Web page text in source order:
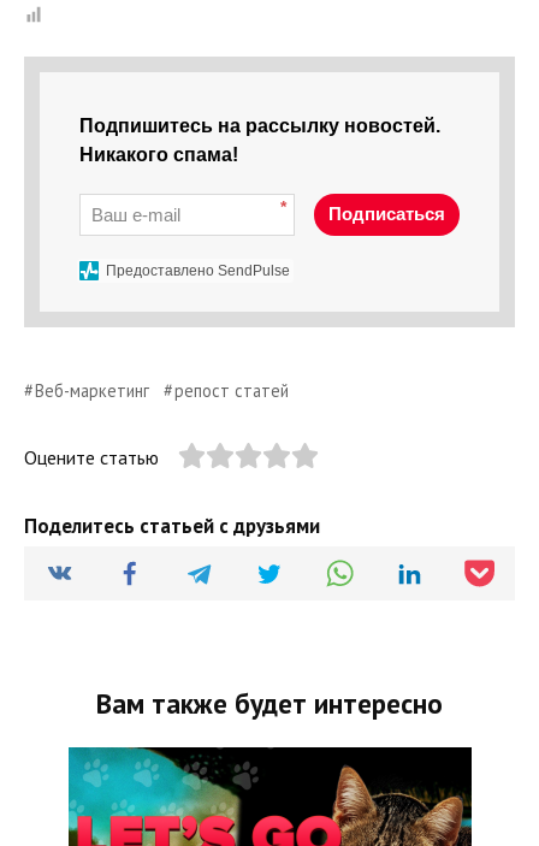
Подпишитесь на рассылку новостей.
Никакого спама!
* Подписаться
Предоставлено SendPulse
Веб-маркетинг репост статей
Оцените статью
Поделитесь статьей с друзьями
Вам также будет интересно